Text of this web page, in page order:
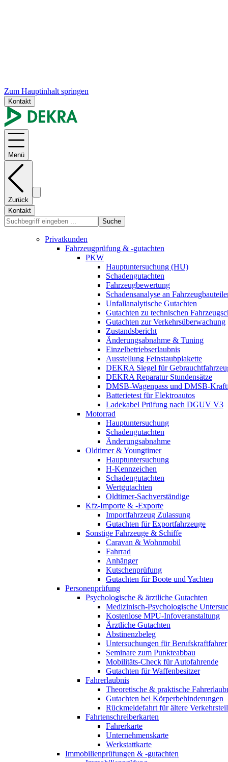
Zum Hauptinhalt springen
Kontakt
Menü
Zurück
Kontakt
Suche
Privatkunden
Fahrzeugprüfung & -gutachten
PKW
Hauptuntersuchung (HU)
Schadengutachten
Fahrzeugbewertung
Schadensanalyse an
Unfallanalytische Gutachten
Gutachten zu technischen
Gutachten zur Verkehrsüberwachung
Zustandsbericht
Änderungsabnahme & Tuning
Einzelbetriebserlaubnis
Ausstellung Feinstaubplakette
DEKRA Siegel für
DEKRA Reparatur Stundensätze
DMSB-Wagenpass und DMSB-
Batterietest für Elektroautos
Ladekabel Prüfung nach DGUV V3
Motorrad
Hauptuntersuchung
Schadengutachten
Änderungsabnahme
Oldtimer & Youngtimer
Hauptuntersuchung
H-Kennzeichen
Schadengutachten
Wertgutachten
Oldtimer-Sachverständige
Kfz-Importe & -Exporte
Importfahrzeug Zulassung
Gutachten für Exportfahrzeuge
Sonstige Fahrzeuge & Schiffe
Caravan & Wohnmobil
Fahrrad
Anhänger
Kutschenprüfung
Gutachten für Boote und Yachten
Personenprüfung
Psychologische & ärztliche Gutachten
Medizinisch-Psychologische
Kostenlose MPU-Infoveranstaltung
Ärztliche Gutachten
Abstinenzbeleg
Untersuchungen für Berufskraftfahrer
Seminare zum Punkteabbau
Mobilitäts-Check für Autofahrende
Gutachten für Waffenbesitzer
Fahrerlaubnis
Theoretische & praktische
Gutachten bei Körperbehinderungen
Rückmeldefahrt für ältere
Fahrtenschreiberkarten
Fahrerkarte
Unternehmenskarte
Werkstattkarte
Immobilienprüfungen & -gutachten